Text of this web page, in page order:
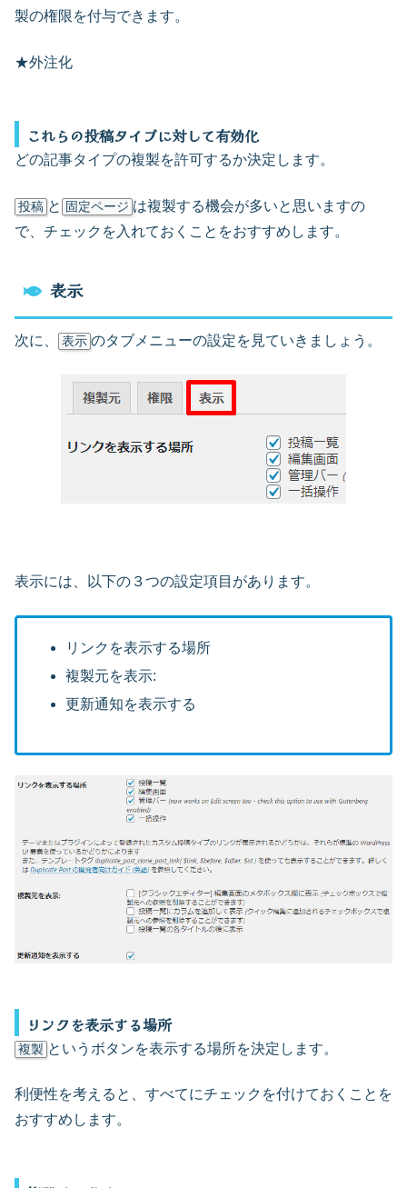
製の権限を付与できます。
★外注化
これらの投稿タイプに対して有効化
どの記事タイプの複製を許可するか決定します。
投稿 と 固定ページ は複製する機会が多いと思いますの
で、チェックを入れておくことをおすすめします。
表示
次に、 表示 のタブメニューの設定を見ていきましょう。
表示には、以下の３つの設定項目があります。
リンクを表示する場所
複製元を表示:
更新通知を表示する
リンクを表示する場所
複製 というボタンを表示する場所を決定します。
利便性を考えると、すべてにチェックを付けておくことを
おすすめします。